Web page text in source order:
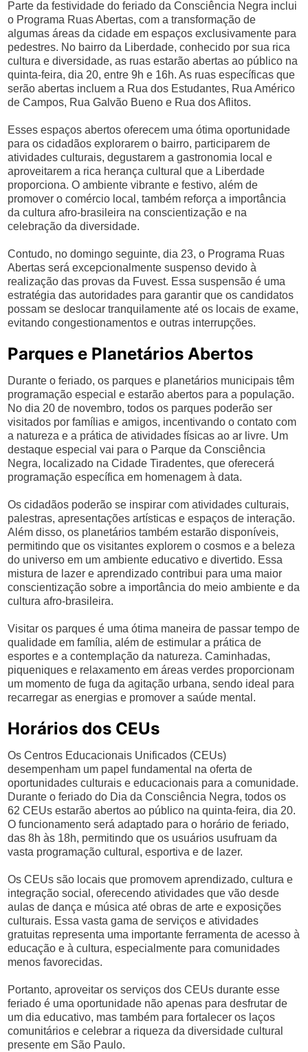
Parte da festividade do feriado da Consciência Negra inclui
o Programa Ruas Abertas, com a transformação de
algumas áreas da cidade em espaços exclusivamente para
pedestres. No bairro da Liberdade, conhecido por sua rica
cultura e diversidade, as ruas estarão abertas ao público na
quinta-feira, dia 20, entre 9h e 16h. As ruas específicas que
serão abertas incluem a Rua dos Estudantes, Rua Américo
de Campos, Rua Galvão Bueno e Rua dos Aflitos.
Esses espaços abertos oferecem uma ótima oportunidade
para os cidadãos explorarem o bairro, participarem de
atividades culturais, degustarem a gastronomia local e
aproveitarem a rica herança cultural que a Liberdade
proporciona. O ambiente vibrante e festivo, além de
promover o comércio local, também reforça a importância
da cultura afro-brasileira na conscientização e na
celebração da diversidade.
Contudo, no domingo seguinte, dia 23, o Programa Ruas
Abertas será excepcionalmente suspenso devido à
realização das provas da Fuvest. Essa suspensão é uma
estratégia das autoridades para garantir que os candidatos
possam se deslocar tranquilamente até os locais de exame,
evitando congestionamentos e outras interrupções.
Parques e Planetários Abertos
Durante o feriado, os parques e planetários municipais têm
programação especial e estarão abertos para a população.
No dia 20 de novembro, todos os parques poderão ser
visitados por famílias e amigos, incentivando o contato com
a natureza e a prática de atividades físicas ao ar livre. Um
destaque especial vai para o Parque da Consciência
Negra, localizado na Cidade Tiradentes, que oferecerá
programação específica em homenagem à data.
Os cidadãos poderão se inspirar com atividades culturais,
palestras, apresentações artísticas e espaços de interação.
Além disso, os planetários também estarão disponíveis,
permitindo que os visitantes explorem o cosmos e a beleza
do universo em um ambiente educativo e divertido. Essa
mistura de lazer e aprendizado contribui para uma maior
conscientização sobre a importância do meio ambiente e da
cultura afro-brasileira.
Visitar os parques é uma ótima maneira de passar tempo de
qualidade em família, além de estimular a prática de
esportes e a contemplação da natureza. Caminhadas,
piqueniques e relaxamento em áreas verdes proporcionam
um momento de fuga da agitação urbana, sendo ideal para
recarregar as energias e promover a saúde mental.
Horários dos CEUs
Os Centros Educacionais Unificados (CEUs)
desempenham um papel fundamental na oferta de
oportunidades culturais e educacionais para a comunidade.
Durante o feriado do Dia da Consciência Negra, todos os
62 CEUs estarão abertos ao público na quinta-feira, dia 20.
O funcionamento será adaptado para o horário de feriado,
das 8h às 18h, permitindo que os usuários usufruam da
vasta programação cultural, esportiva e de lazer.
Os CEUs são locais que promovem aprendizado, cultura e
integração social, oferecendo atividades que vão desde
aulas de dança e música até obras de arte e exposições
culturais. Essa vasta gama de serviços e atividades
gratuitas representa uma importante ferramenta de acesso à
educação e à cultura, especialmente para comunidades
menos favorecidas.
Portanto, aproveitar os serviços dos CEUs durante esse
feriado é uma oportunidade não apenas para desfrutar de
um dia educativo, mas também para fortalecer os laços
comunitários e celebrar a riqueza da diversidade cultural
presente em São Paulo.